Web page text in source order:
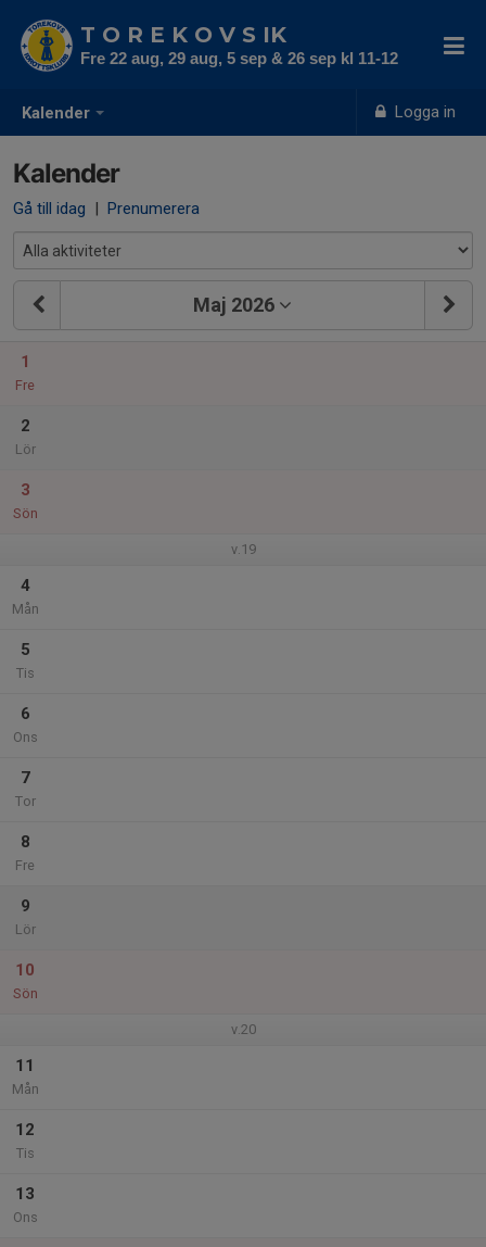
Kalender Logga in
T O R E K O V S IK
Fre 22 aug, 29 aug, 5 sep & 26 sep kl 11-12
Kalender
Gå till idag | Prenumerera
Maj 2026
1
Fre
2
Lör
3
Sön
v.19
4
Mån
5
Tis
6
Ons
7
Tor
8
Fre
9
Lör
10
Sön
v.20
11
Mån
12
Tis
13
Ons